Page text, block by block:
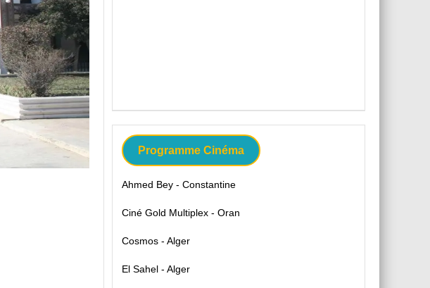
Programme Cinéma
Ahmed Bey - Constantine
Ciné Gold Multiplex - Oran
Cosmos - Alger
El Sahel - Alger